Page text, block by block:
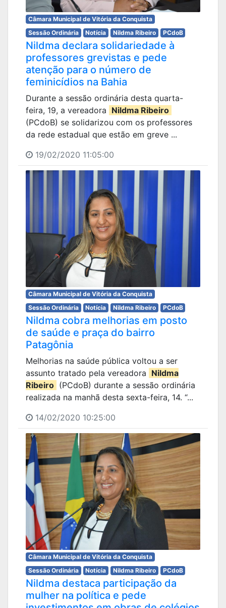
Câmara Municipal de Vitória da Conquista
Sessão Ordinária
Notícia Nildma Ribeiro PCdoB
Nildma declara solidariedade à
professores grevistas e pede
atenção para o número de
feminicídios na Bahia
Durante a sessão ordinária desta quarta-
feira, 19, a vereadora Nildma Ribeiro
(PCdoB) se solidarizou com os professores
da rede estadual que estão em greve ...
19/02/2020 11:05:00
Câmara Municipal de Vitória da Conquista
Sessão Ordinária
Notícia Nildma Ribeiro PCdoB
Nildma cobra melhorias em posto
de saúde e praça do bairro
Patagônia
Melhorias na saúde pública voltou a ser
assunto tratado pela vereadora Nildma
Ribeiro (PCdoB) durante a sessão ordinária
realizada na manhã desta sexta-feira, 14. “...
14/02/2020 10:25:00
Câmara Municipal de Vitória da Conquista
Sessão Ordinária
Notícia Nildma Ribeiro PCdoB
Nildma destaca participação da
mulher na política e pede